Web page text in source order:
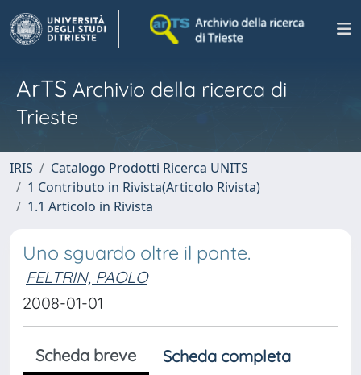
ArTS Archivio della ricerca di
Trieste
IRIS
Catalogo Prodotti Ricerca UNITS
1 Contributo in Rivista(Articolo Rivista)
1.1 Articolo in Rivista
Uno sguardo oltre il ponte.
FELTRIN, PAOLO
2008-01-01
Scheda breve Scheda completa